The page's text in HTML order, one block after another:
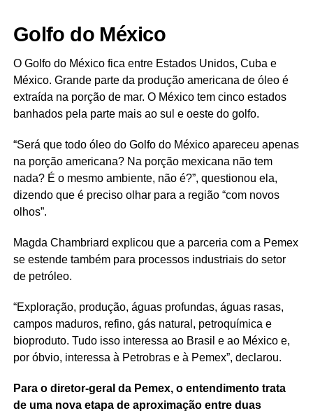
Golfo do México
O Golfo do México fica entre Estados Unidos, Cuba e
México. Grande parte da produção americana de óleo é
extraída na porção de mar. O México tem cinco estados
banhados pela parte mais ao sul e oeste do golfo.
“Será que todo óleo do Golfo do México apareceu apenas
na porção americana? Na porção mexicana não tem
nada? É o mesmo ambiente, não é?”, questionou ela,
dizendo que é preciso olhar para a região “com novos
olhos”.
Magda Chambriard explicou que a parceria com a Pemex
se estende também para processos industriais do setor
de petróleo.
“Exploração, produção, águas profundas, águas rasas,
campos maduros, refino, gás natural, petroquímica e
bioproduto. Tudo isso interessa ao Brasil e ao México e,
por óbvio, interessa à Petrobras e à Pemex”, declarou.
Para o diretor-geral da Pemex, o entendimento trata
de uma nova etapa de aproximação entre duas